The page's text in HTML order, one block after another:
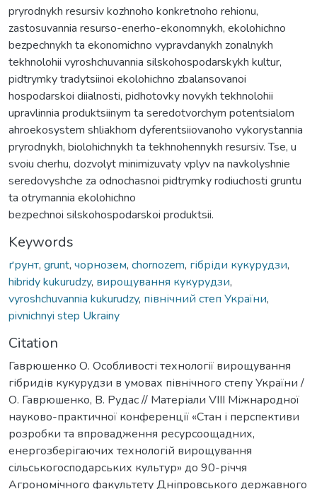
pryrodnykh resursiv kozhnoho konkretnoho rehionu,
zastosuvannia resurso-enerho-ekonomnykh, ekolohichno
bezpechnykh ta ekonomichno vypravdanykh zonalnykh
tekhnolohii vyroshchuvannia silskohospodarskykh kultur,
pidtrymky tradytsiinoi ekolohichno zbalansovanoi
hospodarskoi diialnosti, pidhotovky novykh tekhnolohii
upravlinnia produktsiinym ta seredotvorchym potentsialom
ahroekosystem shliakhom dyferentsiiovanoho vykorystannia
pryrodnykh, biolohichnykh ta tekhnohennykh resursiv. Tse, u
svoiu cherhu, dozvolyt minimizuvaty vplyv na navkolyshnie
seredovyshche za odnochasnoi pidtrymky rodiuchosti gruntu
ta otrymannia ekolohichno
bezpechnoi silskohospodarskoi produktsii.
Keywords
ґрунт, grunt, чорнозем, chornozem, гібріди кукурудзи,
hibridy kukurudzy, вирощування кукурудзи,
vyroshchuvannia kukurudzy, північний степ України,
pivnichnyi step Ukrainy
Citation
Гаврюшенко О. Особливості технології вирощування
гібридів кукурудзи в умовах північного степу України /
О. Гаврюшенко, В. Рудас // Матеріали VІІІ Міжнародної
науково-практичної конференції «Стан і перспективи
розробки та впровадження ресурсоощадних,
енергозберігаючих технологій вирощування
сільськогосподарських культур» до 90-річчя
Агрономічного факультету Дніпровського державного